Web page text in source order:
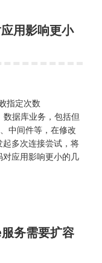
用影响更小
指定次数
据库业务，包括但
中间件等，在修改
多次连接尝试，将
应用影响更小的几
务需要扩容